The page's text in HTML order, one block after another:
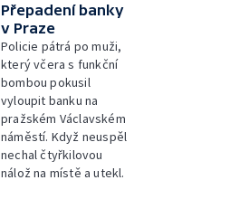
Přepadení banky
v Praze
Policie pátrá po muži,
který včera s funkční
bombou pokusil
vyloupit banku na
pražském Václavském
náměstí. Když neuspěl
nechal čtyřkilovou
nálož na místě a utekl.